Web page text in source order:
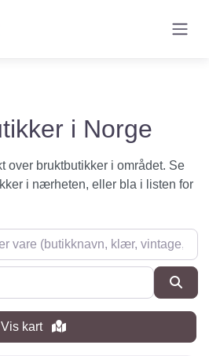
i Norge
over bruktbutikker i området. Se
i nærheten, eller bla i listen for
(butikknavn, klær, vintage, møbler
Vis kart